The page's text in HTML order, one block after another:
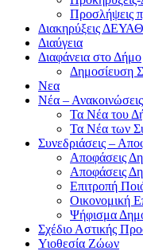
Προσλήψεις
Διακηρύξεις ΔΕΥΑΘ
Διαύγεια
Διαφάνεια στο Δήμο
Δημοσίευση
Νεα
Νέα – Ανακοινώσεις
Τα Νέα του
Τα Νέα των
Συνεδριάσεις –
Αποφάσεις
Αποφάσεις
Επιτροπή
Οικονομική
Ψήφισμα
Σχέδιο Αστικής
Υιοθεσία Ζώων